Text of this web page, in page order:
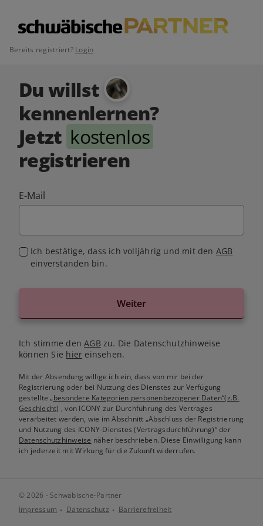
Bereits registriert? Login
Du willst
kennenlernen?
Jetzt kostenlos
registrieren
E-Mail
Ich bestätige, dass ich volljährig und mit den AGB
einverstanden bin.
Weiter
Ich stimme denAGB zu. Die Datenschutzhinweise
können Sie hier einsehen.
Mit der Absendung willige ich ein, dass von mir bei der
Registrierung oder bei Nutzung des Dienstes zur Verfügung
gestellte„besondere Kategorien personenbezogener Daten“(z.B.
Geschlecht) , von ICONY zur Durchführung des Vertrages
verarbeitet werden, wie im Abschnitt „Abschluss der Registrierung
und Nutzung des ICONY-Dienstes (Vertragsdurchführung)“ der
Datenschutzhinweise näher beschrieben. Diese Einwilligung kann
ich jederzeit mit Wirkung für die Zukunft widerrufen.
© 2026 - Schwäbische-Partner
Impressum
Datenschutz Barrierefreiheit